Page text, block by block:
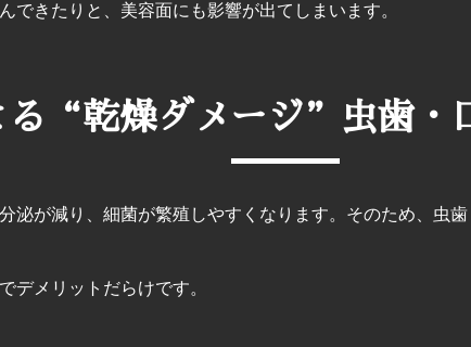
できたりと、美容面にも影響が出てしまいます。
る“乾燥ダメージ”虫歯・
泌が減り、細菌が繁殖しやすくなります。そのため、虫
デメリットだらけです。